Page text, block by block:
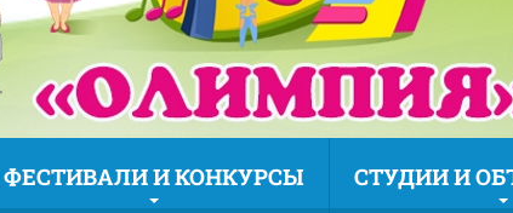
ФЕСТИВАЛИ И КОНКУРСЫ СТУДИИ И